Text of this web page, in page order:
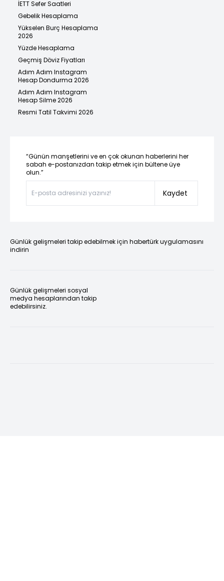
İETT Sefer Saatleri
Gebelik Hesaplama
Yükselen Burç Hesaplama
2026
Yüzde Hesaplama
Geçmiş Döviz Fiyatları
Adım Adım Instagram
Hesap Dondurma 2026
Adım Adım Instagram
Hesap Silme 2026
Resmi Tatil Takvimi 2026
“Günün manşetlerini ve en çok okunan haberlerini her
sabah e-postanızdan takip etmek için bültene üye
olun.”
Kaydet
Günlük gelişmeleri takip edebilmek için habertürk uygulamasını
indirin
Günlük gelişmeleri sosyal
medya hesaplarından takip
edebilirsiniz.